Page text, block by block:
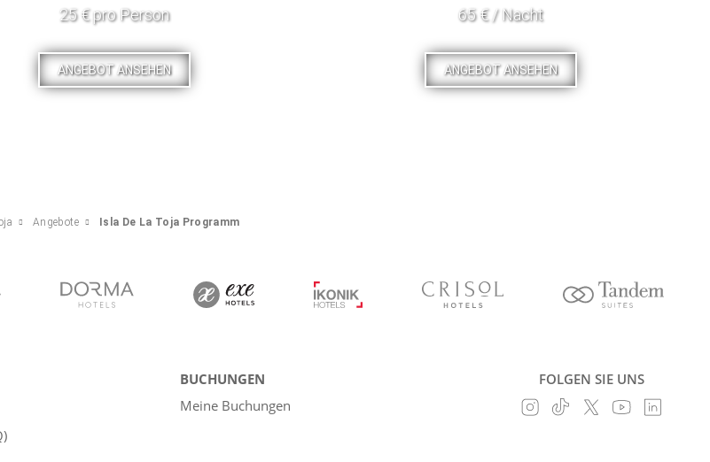
25 € pro Person
ANGEBOT ANSEHEN
65 € / Nacht
ANGEBOT ANSEHEN
Angebote Isla De La Toja Programm
BUCHUNGEN
Meine Buchungen
FOLGEN SIE UNS